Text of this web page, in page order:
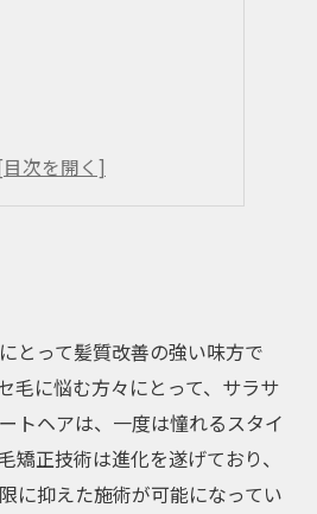
とって髪質改善の強い味方で
毛に悩む方々にとって、サラサ
トヘアは、一度は憧れるスタイ
矯正技術は進化を遂げており、
に抑えた施術が可能になってい